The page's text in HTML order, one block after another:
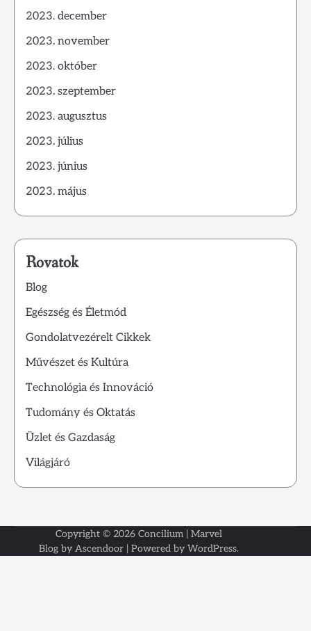
2023. december
2023. november
2023. október
2023. szeptember
2023. augusztus
2023. július
2023. június
2023. május
Rovatok
Blog
Egészség és Életmód
Gondolatvezérelt Cikkek
Művészet és Kultúra
Technológia és Innováció
Tudomány és Oktatás
Üzlet és Gazdaság
Világjáró
Copyright © 2026 Concilium | Marvel
Blog by Ascendoor | Powered by WordPress.